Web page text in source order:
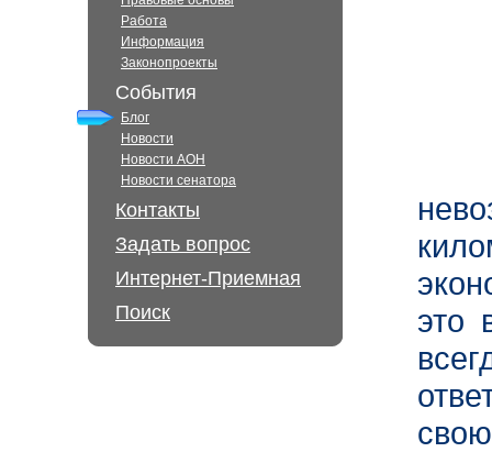
Работа
Информация
Законопроекты
События
Блог
Новости
Новости АОН
Новости сенатора
Контакты
Задать вопрос
Интернет-Приемная
Поиск
это